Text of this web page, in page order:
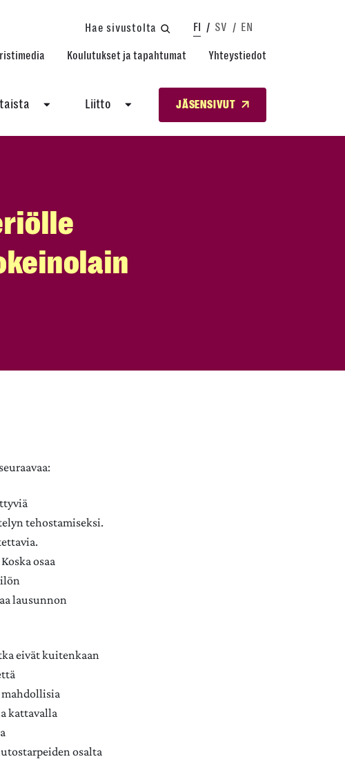
Hae sivustolta FI SV EN
Koulutukset ja tapahtumat Yhteystiedot
Liitto JÄSENSIVUT
tehostamiseksi.
osaa
lausunnon
eivät kuitenkaan
kattavalla
osalta